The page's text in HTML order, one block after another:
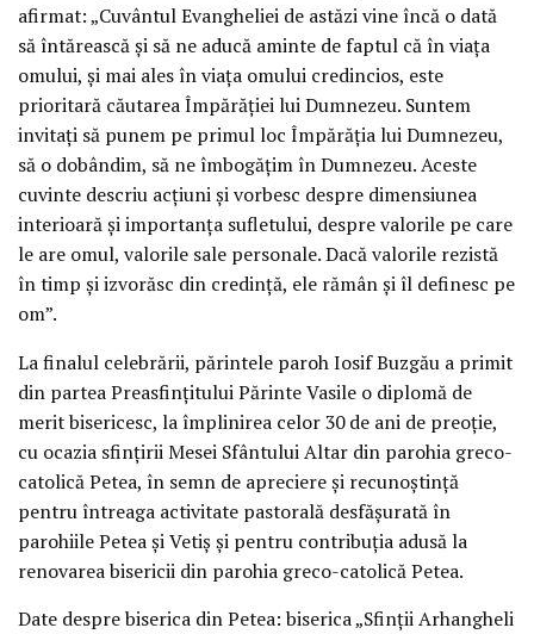
afirmat: „Cuvântul Evangheliei de astăzi vine încă o dată
să întărească și să ne aducă aminte de faptul că în viața
omului, și mai ales în viața omului credincios, este
prioritară căutarea Împărăției lui Dumnezeu. Suntem
invitați să punem pe primul loc Împărăția lui Dumnezeu,
să o dobândim, să ne îmbogățim în Dumnezeu. Aceste
cuvinte descriu acțiuni și vorbesc despre dimensiunea
interioară și importanța sufletului, despre valorile pe care
le are omul, valorile sale personale. Dacă valorile rezistă
în timp și izvorăsc din credință, ele rămân și îl definesc pe
om”.
La finalul celebrării, părintele paroh Iosif Buzgău a primit
din partea Preasfințitului Părinte Vasile o diplomă de
merit bisericesc, la împlinirea celor 30 de ani de preoție,
cu ocazia sfințirii Mesei Sfântului Altar din parohia greco-
catolică Petea, în semn de apreciere și recunoștință
pentru întreaga activitate pastorală desfășurată în
parohiile Petea și Vetiș și pentru contribuția adusă la
renovarea bisericii din parohia greco-catolică Petea.
Date despre biserica din Petea: biserica „Sfinții Arhangheli